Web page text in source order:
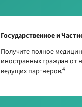
Государственное и
Получите полное
иностранных граждан от
ведущих партнеров.4